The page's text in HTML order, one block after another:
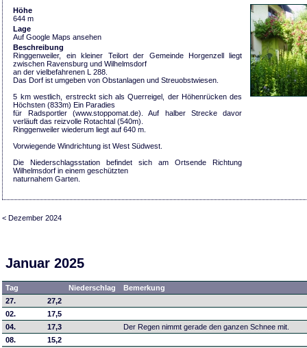
Höhe
644 m
Lage
Auf Google Maps ansehen
Beschreibung
Ringgenweiler, ein kleiner Teilort der Gemeinde Horgenzell liegt
zwischen Ravensburg und Wilhelmsdorf
an der vielbefahrenen L 288.
Das Dorf ist umgeben von Obstanlagen und Streuobstwiesen.
5 km westlich, erstreckt sich als Querreigel, der Höhenrücken des
Höchsten (833m) Ein Paradies
für Radsportler (www.stoppomat.de). Auf halber Strecke davor
verläuft das reizvolle Rotachtal (540m).
Ringgenweiler wiederum liegt auf 640 m.
Vorwiegende Windrichtung ist West Südwest.
Die Niederschlagsstation befindet sich am Ortsende Richtung
Wilhelmsdorf in einem geschützten
naturnahem Garten.
< Dezember 2024
Januar 2025
Tag Niederschlag
Bemerkung
27.
27,2
02.
17,5
04.
17,3
Der Regen nimmt gerade den ganzen Schnee mit.
08.
15,2